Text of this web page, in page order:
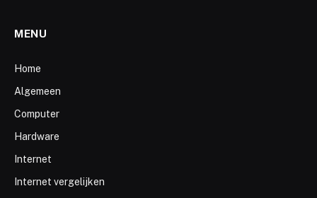
MENU
Home
Algemeen
Computer
Hardware
Internet
Internet vergelijken